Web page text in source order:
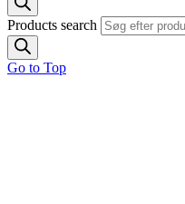
Products search
Go to Top